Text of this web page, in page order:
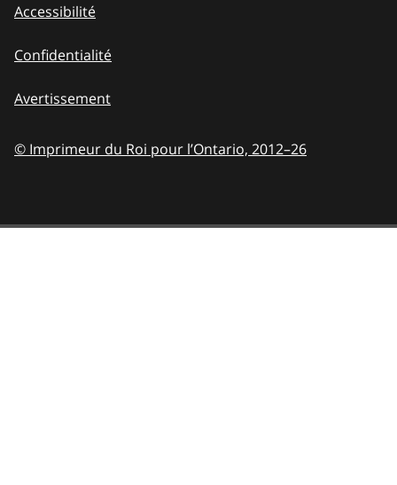
Accessibilité
Confidentialité
Avertissement
© Imprimeur du Roi pour l’Ontario, 2012–26